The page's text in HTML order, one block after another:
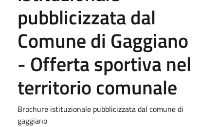
pubblicizzata dal
Comune di Gaggiano
- Offerta sportiva nel
territorio comunale
Brochure istituzionale pubblicizzata dal comune di
gaggiano